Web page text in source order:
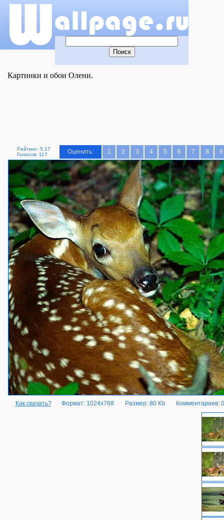
Картинки и обои Олени.
Рейтинг: 5.17
Голосов: 117
Оценить: 1 2 3 4 5 6 7 8 9
Как скачать? Формат: 1024x768 Размер: 80 Kb Комментариев: 0